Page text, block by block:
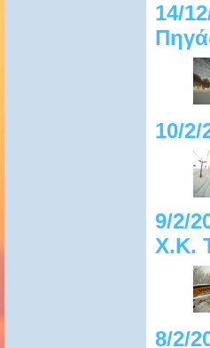
14/
10/2/
9/2/
X.K.
8/2/